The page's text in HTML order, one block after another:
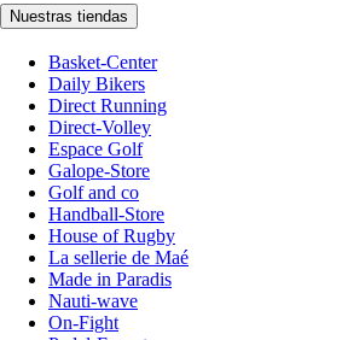
Nuestras tiendas
Basket-Center
Daily Bikers
Direct Running
Direct-Volley
Espace Golf
Galope-Store
Golf and co
Handball-Store
House of Rugby
La sellerie de Maé
Made in Paradis
Nauti-wave
On-Fight